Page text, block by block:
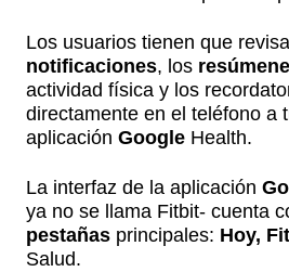
Los usuarios tienen que
notificaciones, los
actividad física y los
directamente en el teléfono a
aplicación Google Health.
La interfaz de la aplicación
ya no se llama Fitbit- cuenta
pestañas principales: Hoy,
Salud.